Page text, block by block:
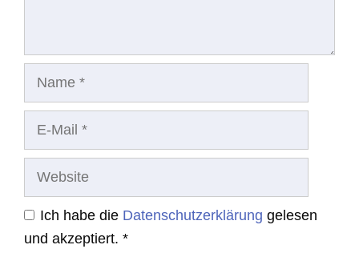
Website
Ich habe die Datenschutzerklärung gelesen
und akzeptiert. *